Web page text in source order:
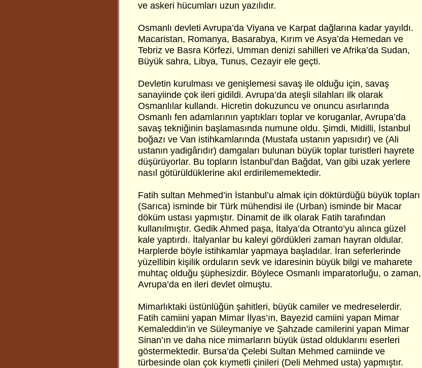
ve askeri hücumları uzun yazılıdır.
Osmanlı devleti Avrupa’da Viyana ve Karpat dağlarına kadar yayıldı.
Macaristan, Romanya, Basarabya, Kırım ve Asya’da Hemedan ve
Tebriz ve Basra Körfezi, Umman denizi sahilleri ve Afrika’da Sudan,
Büyük sahra, Libya, Tunus, Cezayir ele geçti.
Devletin kurulması ve genişlemesi savaş ile olduğu için, savaş
sanayiinde çok ileri gidildi. Avrupa’da ateşli silahları ilk olarak
Osmanlılar kullandı. Hicretin dokuzuncu ve onuncu asırlarında
Osmanlı fen adamlarının yaptıkları toplar ve koruganlar, Avrupa’da
savaş tekniğinin başlamasında numune oldu. Şimdi, Midilli, İstanbul
boğazı ve Van istihkamlarında (Mustafa ustanın yapısıdır) ve (Ali
ustanın yadigârıdır) damgaları bulunan büyük toplar turistleri hayrete
düşürüyorlar. Bu topların İstanbul’dan Bağdat, Van gibi uzak yerlere
nasıl götürüldüklerine akıl erdirilememektedir.
Fatih sultan Mehmed’in İstanbul’u almak için döktürdüğü büyük topları
(Sarıca) isminde bir Türk mühendisi ile (Urban) isminde bir Macar
döküm ustası yapmıştır. Dinamit de ilk olarak Fatih tarafından
kullanılmıştır. Gedik Ahmed paşa, İtalya’da Otranto’yu alınca güzel
kale yaptırdı. İtalyanlar bu kaleyi gördükleri zaman hayran oldular.
Harplerde böyle istihkamlar yapmaya başladılar. İran seferlerinde
yüzellibin kişilik orduların sevk ve idaresinin büyük bilgi ve maharete
muhtaç olduğu şüphesizdir. Böylece Osmanlı imparatorluğu, o zaman,
Avrupa’da en ileri devlet olmuştu.
Mimarlıktaki üstünlüğün şahitleri, büyük camiler ve medreselerdir.
Fatih camiini yapan Mimar İlyas’ın, Bayezid camiini yapan Mimar
Kemaleddin’in ve Süleymaniye ve Şahzade camilerini yapan Mimar
Sinan’ın ve daha nice mimarların büyük üstad olduklarını eserleri
göstermektedir. Bursa’da Çelebi Sultan Mehmed camiinde ve
türbesinde olan çok kıymetli çinileri (Deli Mehmed usta) yapmıştır.